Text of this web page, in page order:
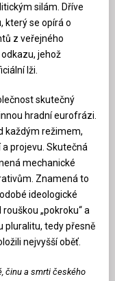
silám. Dříve
který se opírá o
z veřejného
jehož
lži.
skutečný
hradní eurofrázi.
každým režimem,
projevu. Skutečná
mechanické
Znamená to
ideologické
„pokroku“ a
pluralitu, tedy přesně
nejvyšší oběť.
činu a smrti českého